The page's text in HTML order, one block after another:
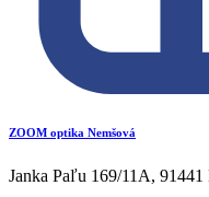
ZOOM optika Nemšová
Janka Paľu 169/11A, 91441